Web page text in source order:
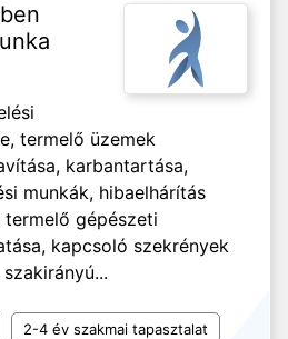
termelő üzemek
karbantartása,
munkák, hibaelhárítás
gépészeti
kapcsoló szekrények
2-4 év szakmai tapasztalat